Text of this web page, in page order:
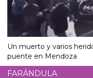
Un muerto y varios
puente en Mendoza
FARÁNDULA